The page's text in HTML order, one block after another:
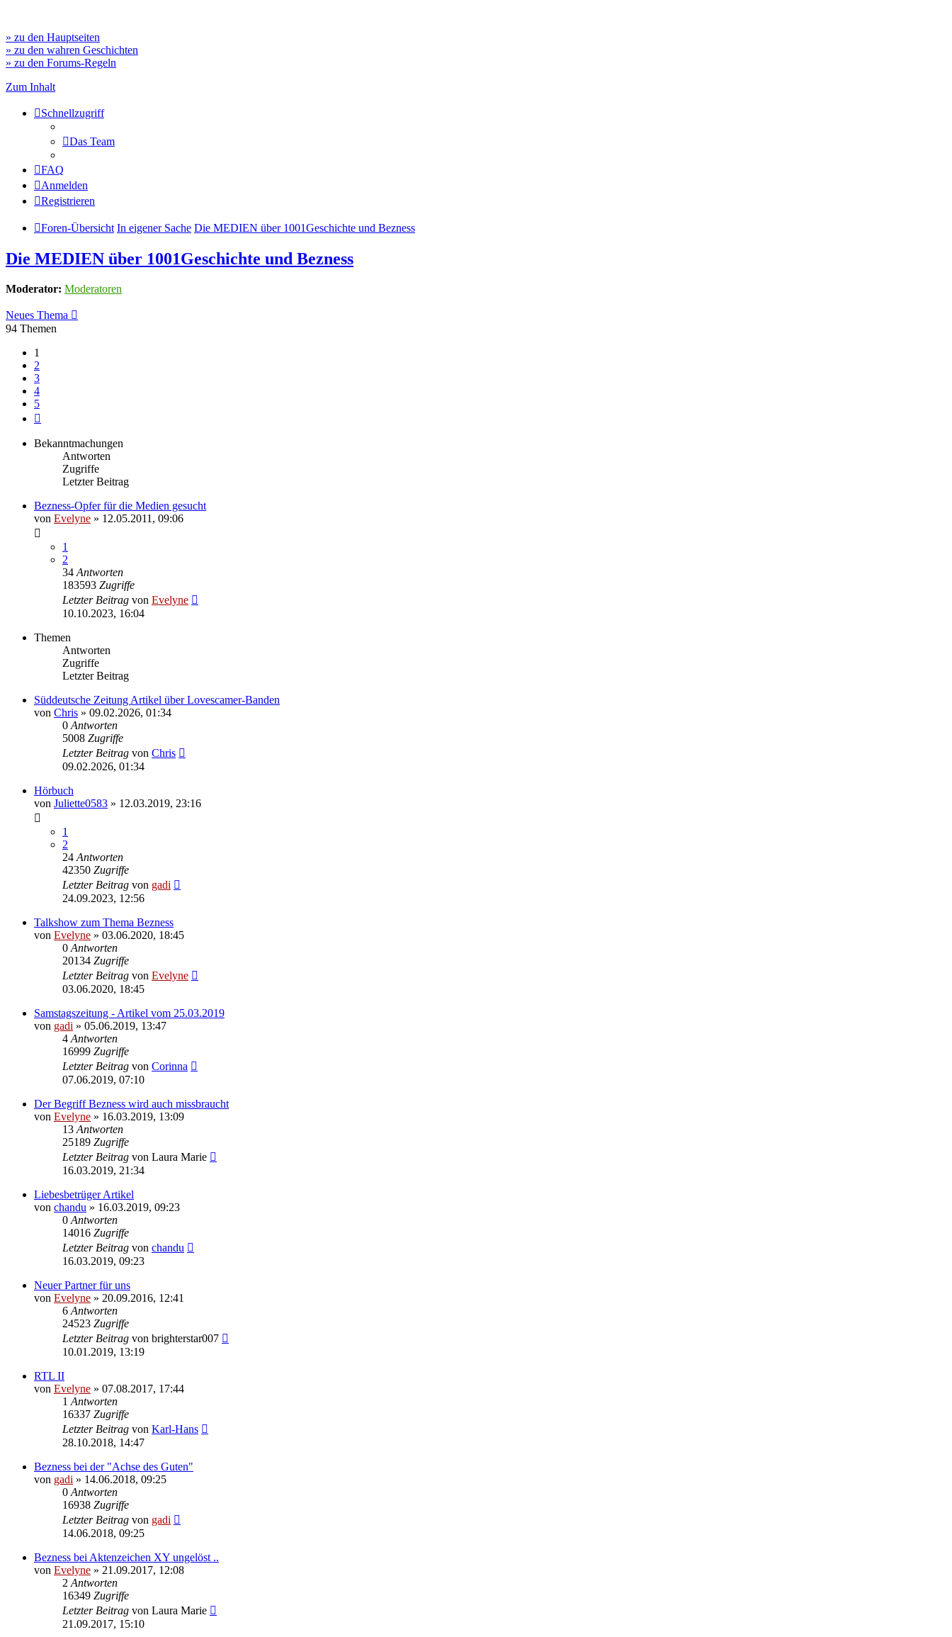
» zu den Hauptseiten
» zu den wahren Geschichten
» zu den Forums-Regeln
Zum Inhalt
Schnellzugriff
Das Team
FAQ
Anmelden
Registrieren
Foren-Übersicht In eigener Sache Die MEDIEN über 1001Geschichte und Bezness
Die MEDIEN über 1001Geschichte und Bezness
Moderator: Moderatoren
Neues Thema
94 Themen
1
2
3
4
5
Bekanntmachungen
Antworten
Zugriffe
Letzter Beitrag
Bezness-Opfer für die Medien gesucht
von Evelyne » 12.05.2011, 09:06
1
2
34 Antworten
183593 Zugriffe
Letzter Beitrag von Evelyne
10.10.2023, 16:04
Themen
Antworten
Zugriffe
Letzter Beitrag
Süddeutsche Zeitung Artikel über Lovescamer-Banden
von Chris » 09.02.2026, 01:34
0 Antworten
5008 Zugriffe
Letzter Beitrag von Chris
09.02.2026, 01:34
Hörbuch
von Juliette0583 » 12.03.2019, 23:16
1
2
24 Antworten
42350 Zugriffe
Letzter Beitrag von gadi
24.09.2023, 12:56
Talkshow zum Thema Bezness
von Evelyne » 03.06.2020, 18:45
0 Antworten
20134 Zugriffe
Letzter Beitrag von Evelyne
03.06.2020, 18:45
Samstagszeitung - Artikel vom 25.03.2019
von gadi » 05.06.2019, 13:47
4 Antworten
16999 Zugriffe
Letzter Beitrag von Corinna
07.06.2019, 07:10
Der Begriff Bezness wird auch missbraucht
von Evelyne » 16.03.2019, 13:09
13 Antworten
25189 Zugriffe
Letzter Beitrag von Laura Marie
16.03.2019, 21:34
Liebesbetrüger Artikel
von chandu » 16.03.2019, 09:23
0 Antworten
14016 Zugriffe
Letzter Beitrag von chandu
16.03.2019, 09:23
Neuer Partner für uns
von Evelyne » 20.09.2016, 12:41
6 Antworten
24523 Zugriffe
Letzter Beitrag von brighterstar007
10.01.2019, 13:19
RTL II
von Evelyne » 07.08.2017, 17:44
1 Antworten
16337 Zugriffe
Letzter Beitrag von Karl-Hans
28.10.2018, 14:47
Bezness bei der "Achse des Guten"
von gadi » 14.06.2018, 09:25
0 Antworten
16938 Zugriffe
Letzter Beitrag von gadi
14.06.2018, 09:25
Bezness bei Aktenzeichen XY ungelöst ..
von Evelyne » 21.09.2017, 12:08
2 Antworten
16349 Zugriffe
Letzter Beitrag von Laura Marie
21.09.2017, 15:10